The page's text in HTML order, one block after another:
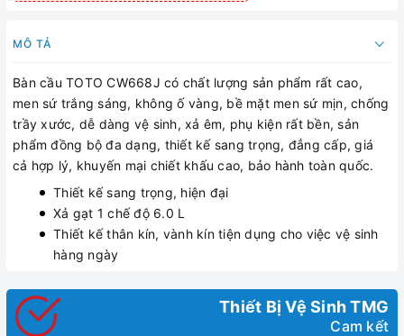
MÔ TẢ
Bàn cầu TOTO CW668J có chất lượng sản phẩm rất cao,
men sứ trắng sáng, không ố vàng, bề mặt men sứ mịn, chống
trầy xước, dễ dàng vệ sinh, xả êm, phụ kiện rất bền, sản
phẩm đồng bộ đa dạng, thiết kế sang trọng, đẳng cấp, giá
cả hợp lý, khuyến mại chiết khấu cao, bảo hành toàn quốc.
Thiết kế sang trọng, hiện đại
Xả gạt 1 chế độ 6.0 L
Thiết kế thân kín, vành kín tiện dụng cho việc vệ sinh
hàng ngày
Thiết Bị Vệ Sinh TMG
Cam kết